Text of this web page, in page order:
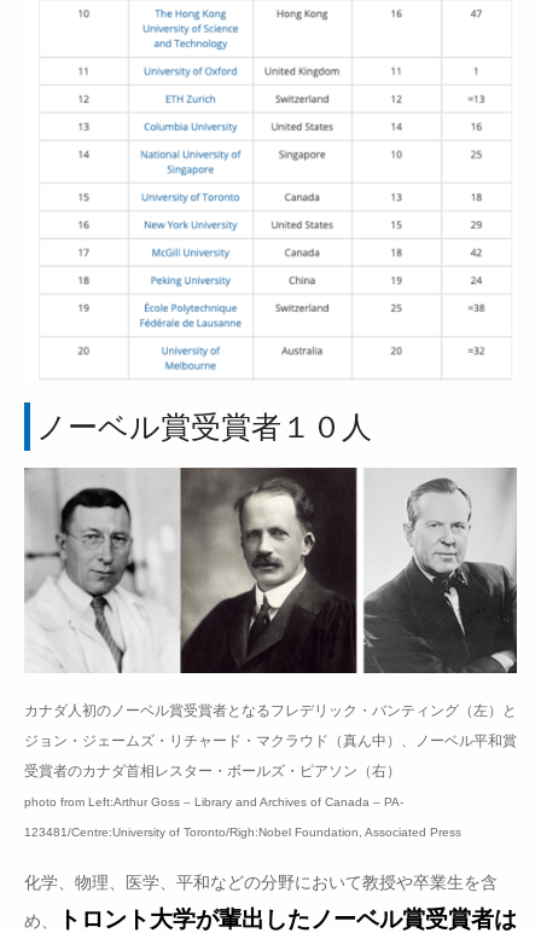
ノーベル賞受賞者１０人
カナダ人初のノーベル賞受賞者となるフレデリック・バンティング（左）と
ジョン・ジェームズ・リチャード・マクラウド（真ん中）、ノーベル平和賞
受賞者のカナダ首相レスター・ボールズ・ピアソン（右）
photo from Left:Arthur Goss – Library and Archives of Canada – PA-
123481/Centre:University of Toronto/Righ:Nobel Foundation, Associated Press
化学、物理、医学、平和などの分野において教授や卒業生を含
め、
トロント大学が輩出したノーベル賞受賞者は